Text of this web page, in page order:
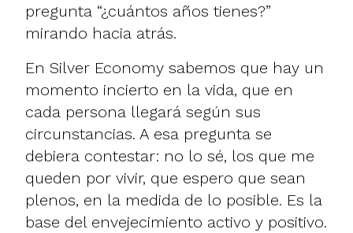
pregunta “¿cuántos años tienes?”
mirando hacia atrás.
En Silver Economy sabemos que hay un
momento incierto en la vida, que en
cada persona llegará según sus
circunstancias. A esa pregunta se
debiera contestar: no lo sé, los que me
queden por vivir, que espero que sean
plenos, en la medida de lo posible. Es la
base del envejecimiento activo y positivo.